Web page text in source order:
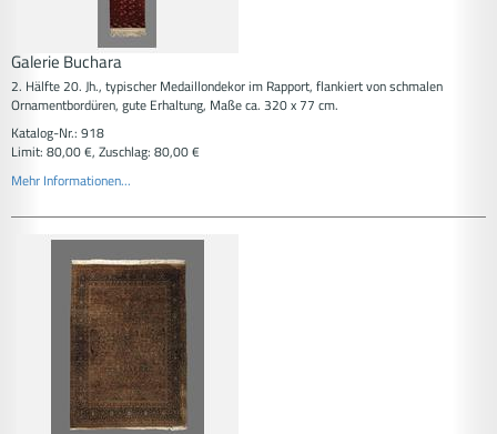
Galerie Buchara
2. Hälfte 20. Jh., typischer Medaillondekor im Rapport, flankiert von schmalen
Ornamentbordüren, gute Erhaltung, Maße ca. 320 x 77 cm.
Katalog-Nr.: 918
Limit: 80,00 €, Zuschlag: 80,00 €
Mehr Informationen...